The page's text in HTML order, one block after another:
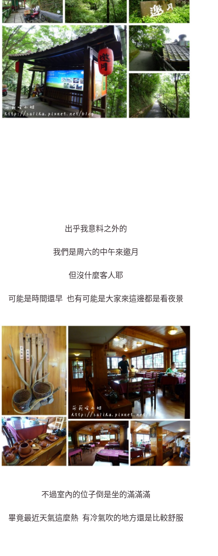
出乎我意料之外的
我們是周六的中午來邀月
但沒什麼客人耶
可能是時間還早 也有可能是大家來這邊都是看夜景
不過室內的位子倒是坐的滿滿滿
畢竟最近天氣這麼熱 有冷氣吹的地方還是比較舒服